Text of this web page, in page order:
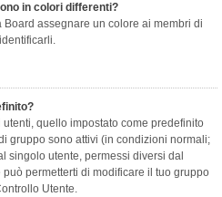
in colori differenti?
Board assegnare un colore ai membri di
quello impostato come predefinito
gruppo sono attivi (in condizioni normali;
singolo utente, permessi diversi dal
permetterti di modificare il tuo gruppo
Utente.